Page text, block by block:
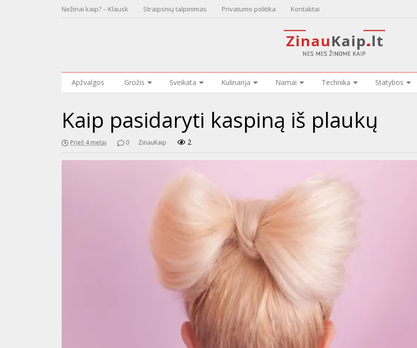
Nežinai kaip? – Klausk Straipsnių talpinimas Privatumo politika Kontaktai
Apžvalgos Grožis Sveikata Kulinarija Namai Technika Statybos
Kaip pasidaryti kaspiną iš plaukų
Prieš 4 metai 0 ZinauKaip 2